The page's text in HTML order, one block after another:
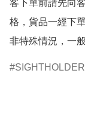
客下單前請先向
格，貨品一經下
非特殊情況，一
SIGHTHOLDER